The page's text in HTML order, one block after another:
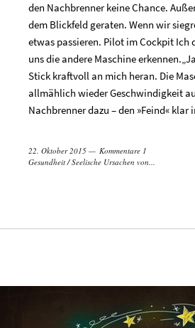
den Nachbrenner keine Chance.
dem Blickfeld geraten. Wenn wir
etwas passieren. Pilot im Cockpit Ich
uns die andere Maschine
Stick kraftvoll an mich heran. Die
allmählich wieder Geschwindigkeit
Nachbrenner dazu – den »Feind«
22. Oktober 2015
Kommentare 1
Gesundheit/Seelische Ursachen von...